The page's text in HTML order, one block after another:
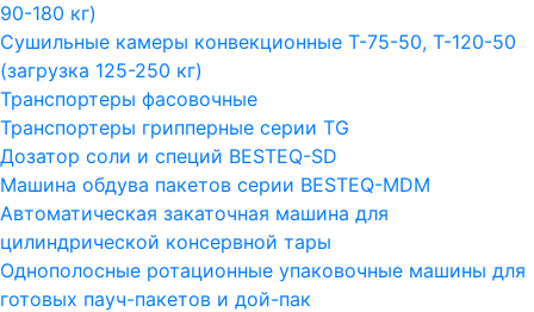
90-180 кг)
Сушильные камеры конвекционные Т-75-50, Т-120-50
(загрузка 125-250 кг)
Транспортеры фасовочные
Транспортеры грипперные серии TG
Дозатор соли и специй BESTEQ-SD
Машина обдува пакетов серии ВESTEQ-MDM
Автоматическая закаточная машина для
цилиндрической консервной тары
Однополосные ротационные упаковочные машины для
готовых пауч-пакетов и дой-пак